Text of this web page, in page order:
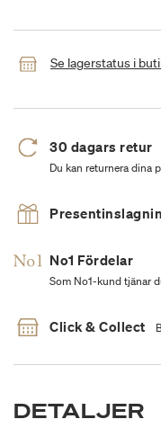
Se lagerstatus i
30 dagars retur
Du kan returnera dina
No1 Fördelar
Som No1-kund tjänar
Click & Collect
DETALJER